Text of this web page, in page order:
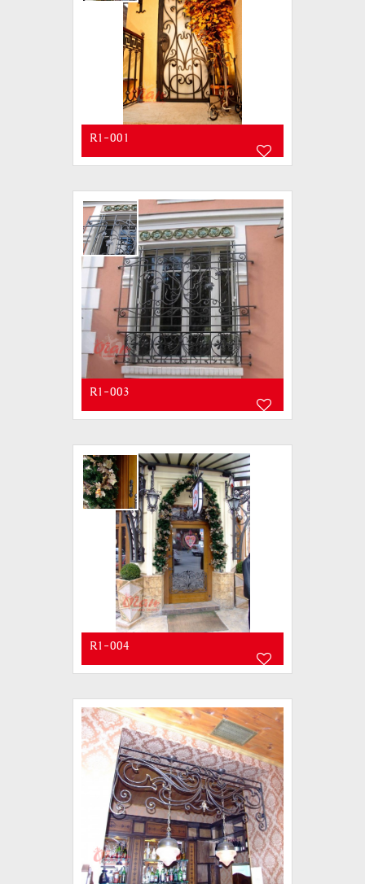
R1-001
R1-003
R1-004